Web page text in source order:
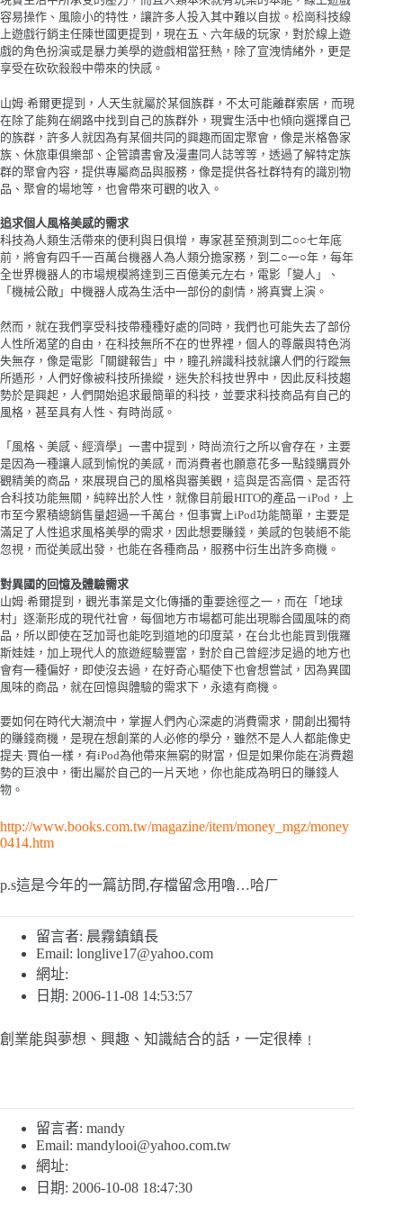
容易操作、風險小的特性，讓許多人投入其中難以自拔。松崗科技線
上遊戲行銷主任陳世國更提到，現在五、六年級的玩家，對於線上遊
戲的角色扮演或是暴力美學的遊戲相當狂熱，除了宣洩情緒外，更是
享受在砍砍殺殺中帶來的快感。
山姆·希爾更提到，人天生就屬於某個族群，不太可能離群索居，而現
在除了能夠在網路中找到自己的族群外，現實生活中也傾向選擇自己
的族群，許多人就因為有某個共同的興趣而固定聚會，像是米格魯家
族、休旅車俱樂部、企管讀書會及漫畫同人誌等等，透過了解特定族
群的聚會內容，提供專屬商品與服務，像是提供各社群特有的識別物
品、聚會的場地等，也會帶來可觀的收入。
追求個人風格美感的需求
科技為人類生活帶來的便利與日俱增，專家甚至預測到二○○七年底
前，將會有四千一百萬台機器人為人類分擔家務，到二○一○年，每年
全世界機器人的市場規模將達到三百億美元左右，電影「變人」、
「機械公敵」中機器人成為生活中一部份的劇情，將真實上演。
然而，就在我們享受科技帶種種好處的同時，我們也可能失去了部份
人性所渴望的自由，在科技無所不在的世界裡，個人的尊嚴與特色消
失無存，像是電影「關鍵報告」中，瞳孔辨識科技就讓人們的行蹤無
所遁形，人們好像被科技所操縱，迷失於科技世界中，因此反科技趨
勢於是興起，人們開始追求最簡單的科技，並要求科技商品有自己的
風格，甚至具有人性、有時尚感。
「風格、美感、經濟學」一書中提到，時尚流行之所以會存在，主要
是因為一種讓人感到愉悅的美感，而消費者也願意花多一點錢購買外
觀精美的商品，來展現自己的風格與審美觀，這與是否高價、是否符
合科技功能無關，純粹出於人性，就像目前最HITO的產品－iPod，上
市至今累積總銷售量超過一千萬台，但事實上iPod功能簡單，主要是
滿足了人性追求風格美學的需求，因此想要賺錢，美感的包裝絕不能
忽視，而從美感出發，也能在各種商品，服務中衍生出許多商機。
對異國的回憶及體驗需求
山姆·希爾提到，觀光事業是文化傳播的重要途徑之一，而在「地球
村」逐漸形成的現代社會，每個地方市場都可能出現聯合國風味的商
品，所以即使在芝加哥也能吃到道地的印度菜，在台北也能買到俄羅
斯娃娃，加上現代人的旅遊經驗豐富，對於自己曾經涉足過的地方也
會有一種偏好，即使沒去過，在好奇心驅使下也會想嘗試，因為異國
風味的商品，就在回憶與體驗的需求下，永遠有商機。
要如何在時代大潮流中，掌握人們內心深處的消費需求，開創出獨特
的賺錢商機，是現在想創業的人必修的學分，雖然不是人人都能像史
提夫·賈伯一樣，有iPod為他帶來無窮的財富，但是如果你能在消費趨
勢的巨浪中，衝出屬於自己的一片天地，你也能成為明日的賺錢人
物。
http://www.books.com.tw/magazine/item/money_mgz/money
0414.htm
p.s這是今年的一篇訪問,存檔留念用嚕…哈ㄏ
留言者: 晨霧鎮鎮長
Email: longlive17@yahoo.com
網址:
日期: 2006-11-08 14:53:57
創業能與夢想、興趣、知識結合的話，一定很棒﹗
留言者: mandy
Email: mandylooi@yahoo.com.tw
網址:
日期: 2006-10-08 18:47:30